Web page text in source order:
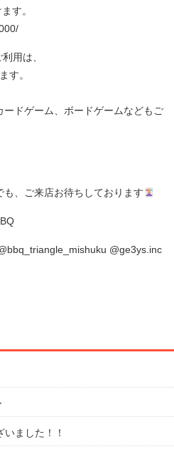
す。
用は、
す。
ードゲーム、ボードゲームなどもご
、ご来店お待ちしております
@ge3ys.inc
ました！！